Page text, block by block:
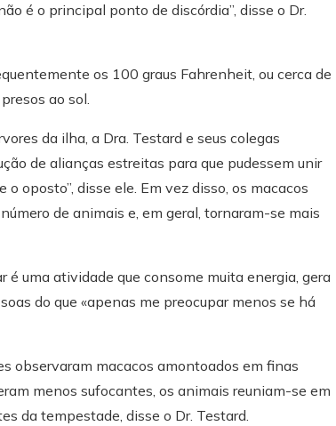
é o principal ponto de discórdia”, disse o Dr.
os 100 graus Fahrenheit, ou cerca de
ao sol.
da ilha, a Dra. Testard e seus colegas
de alianças estreitas para que pudessem unir
oposto”, disse ele. Em vez disso, os macacos
de animais e, em geral, tornaram-se mais
é uma atividade que consome muita energia, gera
do que «apenas me preocupar menos se há
observaram macacos amontoados em finas
menos sufocantes, os animais reuniam-se em
da tempestade, disse o Dr. Testard.